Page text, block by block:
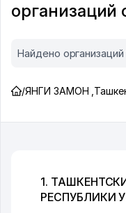
Найдено организаций
/ЯНГИ ЗАМОН
1.
РЕСПУБЛИКИ